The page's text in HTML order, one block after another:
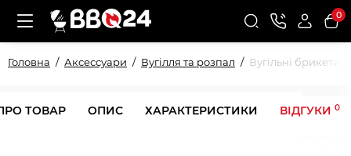
0
Головна Аксессуари Вугілля та розпал Вугільні брикети
ТОВАР ОПИС ХАРАКТЕРИСТИКИ ВІДГУКИ 0